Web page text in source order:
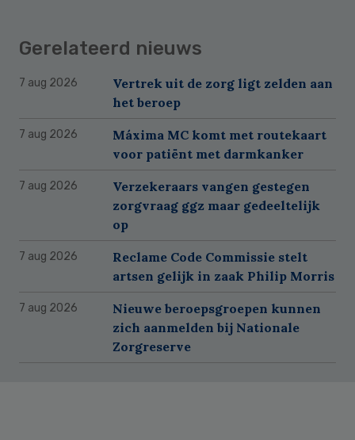
Gerelateerd nieuws
7 aug 2026
Vertrek uit de zorg ligt zelden aan
het beroep
7 aug 2026
Máxima MC komt met routekaart
voor patiënt met darmkanker
7 aug 2026
Verzekeraars vangen gestegen
zorgvraag ggz maar gedeeltelijk
op
7 aug 2026
Reclame Code Commissie stelt
artsen gelijk in zaak Philip Morris
7 aug 2026
Nieuwe beroepsgroepen kunnen
zich aanmelden bij Nationale
Zorgreserve